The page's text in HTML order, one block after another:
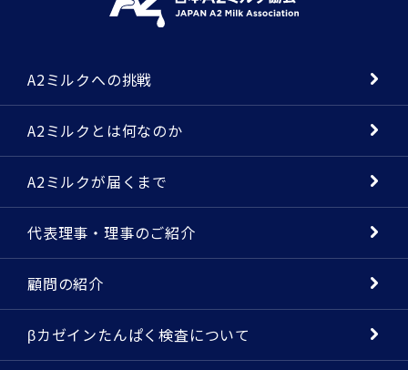
A2ミルクへの挑戦
A2ミルクとは何なのか
A2ミルクが届くまで
代表理事・理事のご紹介
顧問の紹介
βカゼインたんぱく検査について